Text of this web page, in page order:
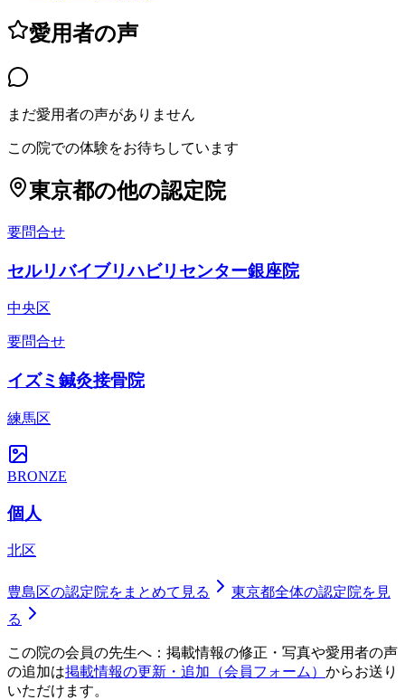
愛用者の声
まだ愛用者の声がありません
この院での体験をお待ちしています
東京都の他の認定院
要問合せ
セルリバイブリハビリセンター銀座院
中央区
要問合せ
イズミ鍼灸接骨院
練馬区
BRONZE
個人
北区
豊島区の認定院をまとめて見る 東京都全体の認定院を見
る
この院の会員の先生へ：掲載情報の修正・写真や愛用者の声
の追加は掲載情報の更新・追加（会員フォーム） からお送り
いただけます。